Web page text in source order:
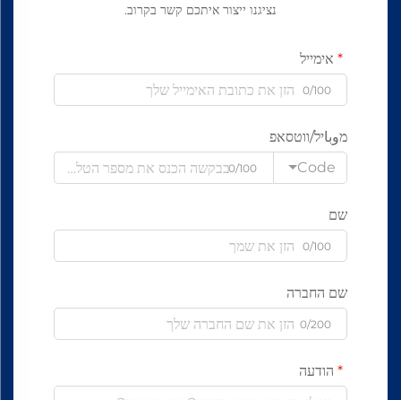
נציגנו ייצור איתכם קשר בקרוב.
אימייל
0/100
מوباיל/ווטסאפ
Code
0/100
שם
0/100
שם החברה
0/200
הודעה